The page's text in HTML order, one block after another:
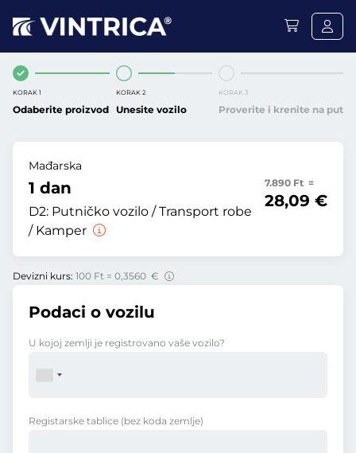
KORAK 1
Odaberite proizvod
KORAK 2
Unesite vozilo
KORAK 3
Proverite i krenite na put
Mađarska
1 dan
D2: Putničko vozilo / Transport robe
/ Kamper
7.890 Ft =
28,09 €
Devizni kurs: 100 Ft = 0,3560 €
Podaci o vozilu
U kojoj zemlji je registrovano vaše vozilo?
Registarske tablice (bez koda zemlje)